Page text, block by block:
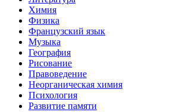
Химия
Физика
Французский язык
Музыка
География
Рисование
Правоведение
Неорганическая химия
Психология
Развитие памяти